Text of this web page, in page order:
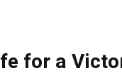
for a